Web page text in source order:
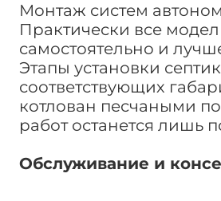
Монтаж систем
Практически все
самостоятельно и
Этапы установки
соответствующих
котлован песчаными
работ останется лишь
Обслуживание и